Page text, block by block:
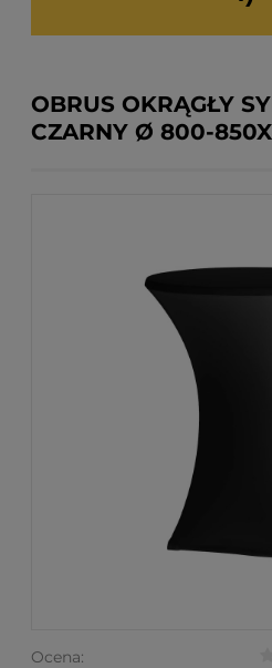
OBRUS OKRĄGŁY
CZARNY Ø 800-
Ocena: